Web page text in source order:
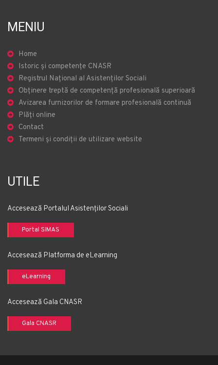
MENIU
Home
Istoric și competențe CNASR
Registrul Național al Asistenților Sociali
Obținere treptă de competență profesională superioară
Avizarea furnizorilor de formare profesională continuă
Plăți online
Contact
Termeni și condiții de utilizare website
UTILE
Accesează Portalul Asistenților Sociali
Portal SIMAS
Accesează Platforma de eLearning
eLearning
Accesează Gala CNASR
Gala CNASR